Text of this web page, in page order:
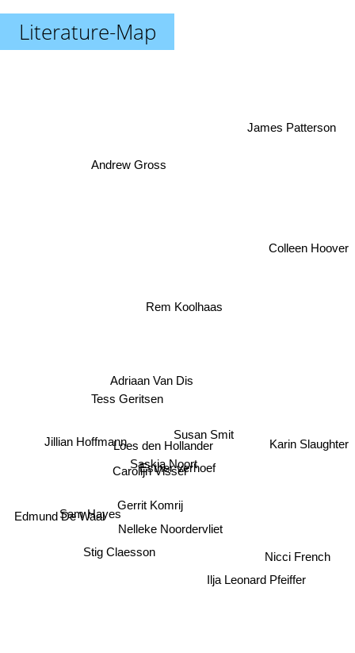
Literature-Map
Esther verhoef
Loes den Hollander
Saskia Noort
Tess Geritsen
Carolijn Visser
Nelleke Noordervliet
Gerrit Komrij
Susan Smit
Stig Claesson
Adriaan Van Dis
Rem Koolhaas
Jillian Hoffmann
Sam Hayes
Ilja Leonard Pfeiffer
Nicci French
Andrew Gross
Edmund De Waal
Karin Slaughter
James Patterson